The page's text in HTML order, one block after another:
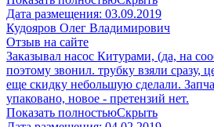
Дата размещения: 03.09.2019
Кудояров Олег Владимирович
Отзыв на сайте
Заказывал насос Китурами, (да, на
поэтому звонил. трубку взяли сразу,
еще скидку небольшую сделали.
упаковано, новое - претензий нет.
Показать полностьюСкрыть